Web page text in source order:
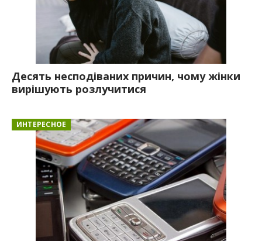
Десять несподіваних причин, чому жінки
вирішують розлучитися
ИНТЕРЕСНОЕ